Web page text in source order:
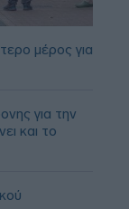
μέρος για
για την
και το